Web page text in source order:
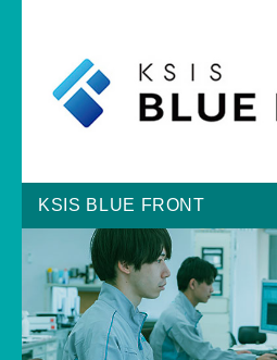
KSIS BLUE FRONT